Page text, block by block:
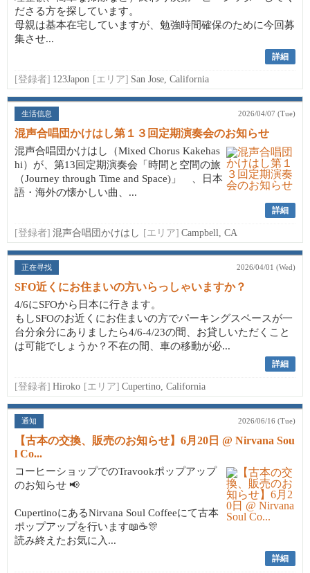
ださる方を探しています。
母親は基本在宅していますが、勉強時間確保のために今回募
集させ...
詳細
[登録者] 123Japon [エリア] San Jose, California
生活信息 2026/04/07 (Tue)
混声合唱団かけはし第１３回定期演奏会のお知らせ
混声合唱団かけはし（Mixed Chorus Kakehas
hi）が、第13回定期演奏会「時間と空間の旅
（Journey through Time and Space)」 、日本
語・海外の懐かしい曲、...
詳細
[登録者] 混声合唱団かけはし [エリア] Campbell, CA
正在寻找 2026/04/01 (Wed)
SFO近くにお住まいの方いらっしゃいますか？
4/6にSFOから日本に行きます。
もしSFOのお近くにお住まいの方でパーキングスペースが一
台分余分にありましたら4/6-4/23の間、お貸しいただくこと
は可能でしょうか？不在の間、車の移動が必...
詳細
[登録者] Hiroko [エリア] Cupertino, California
通知 2026/06/16 (Tue)
【古本の交換、販売のお知らせ】6月20日 @ Nirvana Sou
l Co...
コーヒーショップでのTravookポップアップ
のお知らせ 📢
CupertinoにあるNirvana Soul Coffeeにて古本
ポップアップを行います📖☕🎊
読み終えたお気に入...
詳細